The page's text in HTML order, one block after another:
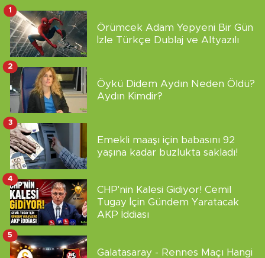
Örümcek Adam Yepyeni Bir Gün
İzle Türkçe Dublaj ve Altyazılı
1
Öykü Didem Aydın Neden Öldü?
Aydın Kimdir?
2
Emekli maaşı için babasını 92
yaşına kadar buzlukta sakladı!
3
CHP'nin Kalesi Gidiyor! Cemil
Tugay İçin Gündem Yaratacak
AKP İddiası
4
Galatasaray - Rennes Maçı Hangi
5